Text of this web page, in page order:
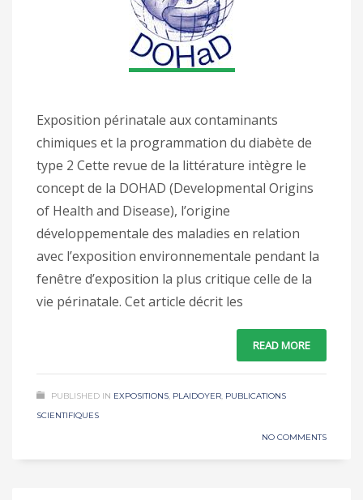
Exposition périnatale aux contaminants
chimiques et la programmation du diabète de
type 2 Cette revue de la littérature intègre le
concept de la DOHAD (Developmental Origins
of Health and Disease), l’origine
développementale des maladies en relation
avec l’exposition environnementale pendant la
fenêtre d’exposition la plus critique celle de la
vie périnatale. Cet article décrit les
READ MORE
PUBLISHED IN EXPOSITIONS PLAIDOYER PUBLICATIONS
SCIENTIFIQUES
NO COMMENTS